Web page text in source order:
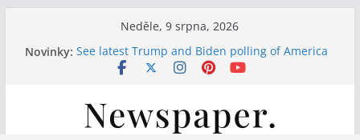
Neděle, 9 srpna, 2026
Novinky: See latest Trump and Biden polling of America
Італійські вина, свіжі закуски та смачна паста:
Італійські вина та смачні закуски на нашій
терасі
Італійські вина та свіжі закуски на нашій